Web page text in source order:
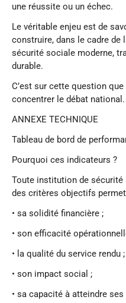
une réussite ou un échec.
Le véritable enjeu est de
construire, dans le cadre de
sécurité sociale moderne,
durable.
C’est sur cette question
concentrer le débat national.
ANNEXE TECHNIQUE
Tableau de bord de
Pourquoi ces indicateurs ?
Toute institution de
des critères objectifs
• sa solidité financière ;
• son efficacité
• la qualité du service rendu ;
• son impact social ;
• sa capacité à atteindre